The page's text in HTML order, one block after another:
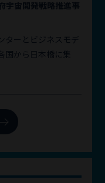
宇宙開発戦略推進事
ターとビジネスモデ
国から日本橋に集